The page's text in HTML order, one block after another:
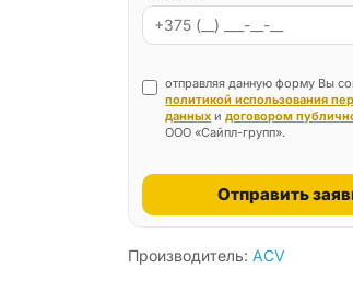
отправляя данную форму Вы
политикой использования
данных идоговором
ООО «Сайпл-групп».
Отправить
Производитель:ACV